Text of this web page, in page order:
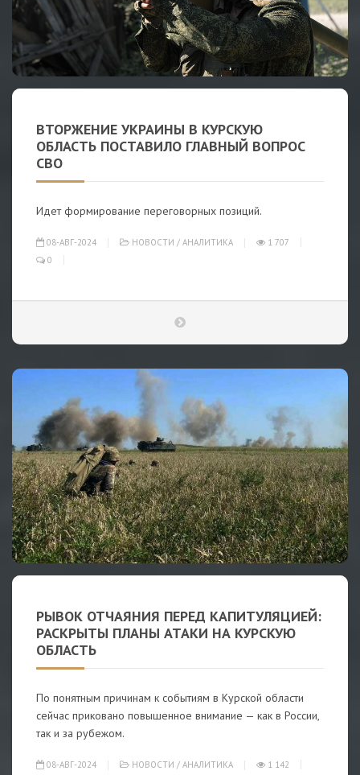
ВТОРЖЕНИЕ УКРАИНЫ В КУРСКУЮ
ОБЛАСТЬ ПОСТАВИЛО ГЛАВНЫЙ ВОПРОС
СВО
Идет формирование переговорных позиций.
08-АВГ-2024 НОВОСТИ / АНАЛИТИКА
1 707
0
РЫВОК ОТЧАЯНИЯ ПЕРЕД КАПИТУЛЯЦИЕЙ:
РАСКРЫТЫ ПЛАНЫ АТАКИ НА КУРСКУЮ
ОБЛАСТЬ
По понятным причинам к событиям в Курской области
сейчас приковано повышенное внимание — как в России,
так и за рубежом.
08-АВГ-2024 НОВОСТИ / АНАЛИТИКА 1 142